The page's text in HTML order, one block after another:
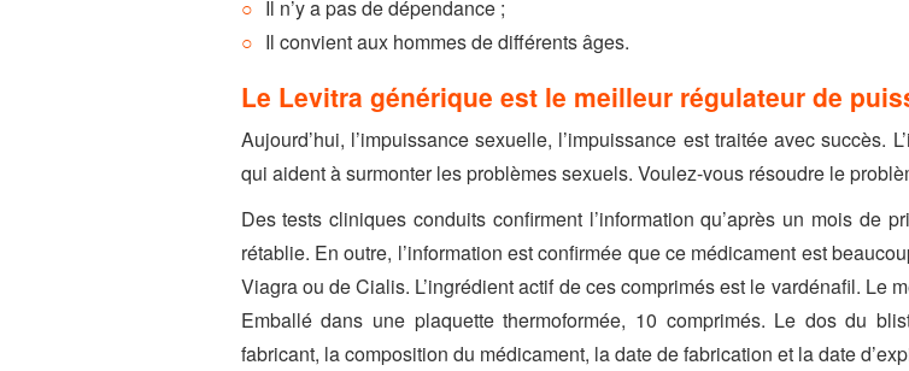
Il n’y a pas de dépendance ;
Il convient aux hommes de différents âges.
Le Levitra générique est le meilleur régulateur de
Aujourd’hui, l’impuissance sexuelle, l’impuissance est traitée avec succès.
qui aident à surmonter les problèmes sexuels. Voulez-vous résoudre le
Des tests cliniques conduits confirment l’information qu’après un mois de
rétablie. En outre, l’information est confirmée que ce médicament est
Viagra ou de Cialis. L’ingrédient actif de ces comprimés est le vardénafil. Le
Emballé dans une plaquette thermoformée, 10 comprimés. Le dos du
fabricant, la composition du médicament, la date de fabrication et la date